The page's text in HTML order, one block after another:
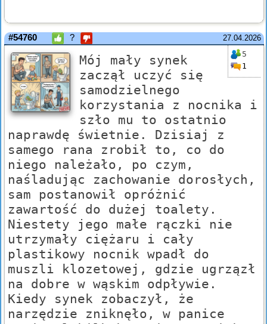
27.04.2026
#54760 ?
5
1
Mój mały synek
zaczął uczyć się
samodzielnego
korzystania z nocnika i
szło mu to ostatnio
naprawdę świetnie. Dzisiaj z
samego rana zrobił to, co do
niego należało, po czym,
naśladując zachowanie dorosłych,
sam postanowił opróżnić
zawartość do dużej toalety.
Niestety jego małe rączki nie
utrzymały ciężaru i cały
plastikowy nocnik wpadł do
muszli klozetowej, gdzie ugrzązł
na dobre w wąskim odpływie.
Kiedy synek zobaczył, że
narzędzie zniknęło, w panice